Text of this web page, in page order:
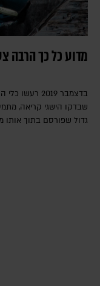
מדוע כל כך הרבה
בדצמבר 2019
שבדקו הישגי קריאה,
גדול שפורסם בתוך